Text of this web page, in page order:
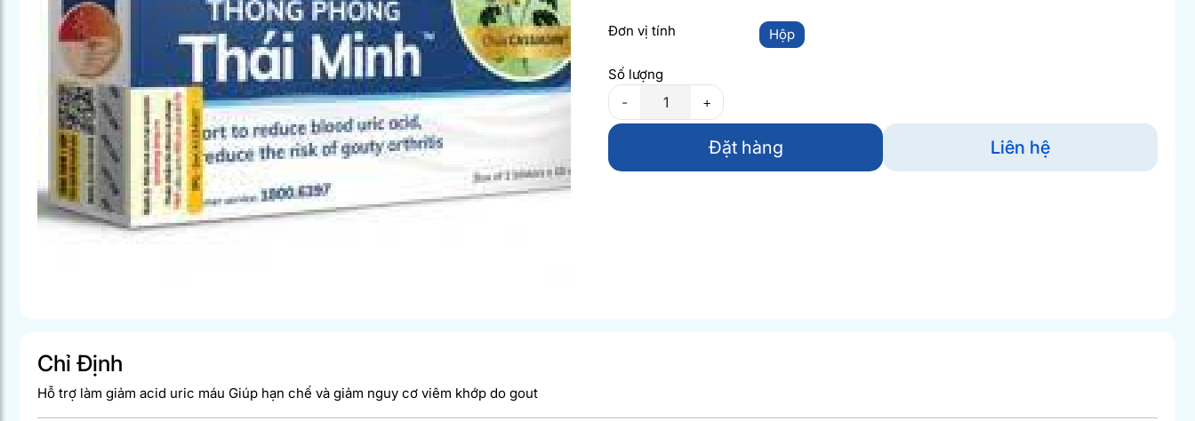
Đơn vị tính Hộp
Số lượng
- +
Đặt hàng Liên hệ
Chỉ Định
Hỗ trợ làm giảm acid uric máu Giúp hạn chế và giảm nguy cơ viêm khớp do gout